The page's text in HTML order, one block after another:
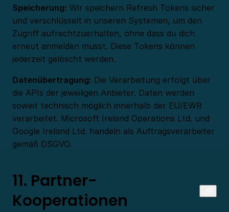
Speicherung: Wir speichern Refresh Tokens sicher
und verschlüsselt in unseren Systemen, um den
Zugriff aufrechtzuerhalten, ohne dass du dich
erneut anmelden musst. Diese Tokens können
jederzeit gelöscht werden.
Datenübertragung: Die Verarbeitung erfolgt über
die APIs der jeweiligen Anbieter. Daten werden
soweit technisch möglich innerhalb der EU/EWR
verarbeitet. Microsoft Ireland Operations Ltd. und
Google Ireland Ltd. handeln als Auftragsverarbeiter
gemäß DSGVO.
11. Partner-
Kooperationen